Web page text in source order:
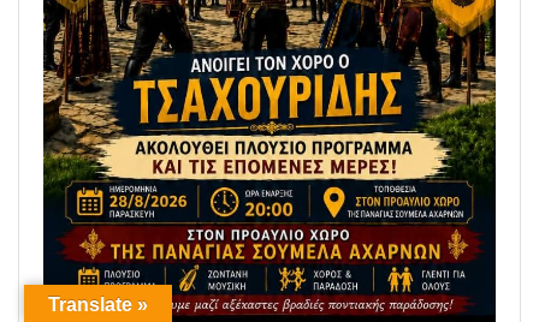
Translate »